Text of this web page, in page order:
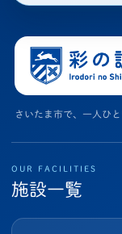
さいたま市で、一人ひ
OUR FACILITIES
施設一覧